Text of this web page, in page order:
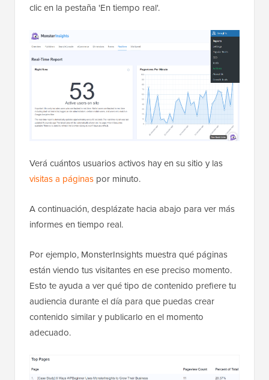
clic en la pestaña 'En tiempo real'.
Verá cuántos usuarios activos hay en su sitio y las
visitas a páginas por minuto.
A continuación, desplázate hacia abajo para ver más
informes en tiempo real.
Por ejemplo, MonsterInsights muestra qué páginas
están viendo tus visitantes en ese preciso momento.
Esto te ayuda a ver qué tipo de contenido prefiere tu
audiencia durante el día para que puedas crear
contenido similar y publicarlo en el momento
adecuado.